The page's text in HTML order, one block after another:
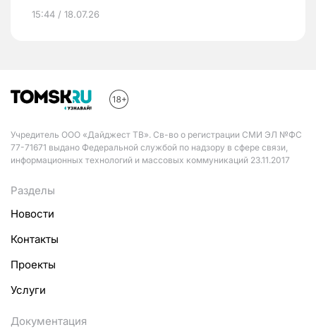
15:44 / 18.07.26
Учредитель ООО «Дайджест ТВ». Св-во о регистрации СМИ ЭЛ №ФС
77-71671 выдано Федеральной службой по надзору в сфере связи,
информационных технологий и массовых коммуникаций 23.11.2017
Разделы
Новости
Контакты
Проекты
Услуги
Документация